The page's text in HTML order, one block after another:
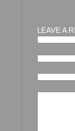
LEAVE A